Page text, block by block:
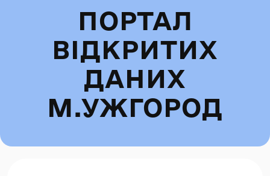
ПОРТАЛ
ВІДКРИТИХ
ДАНИХ
М.УЖГОРОД